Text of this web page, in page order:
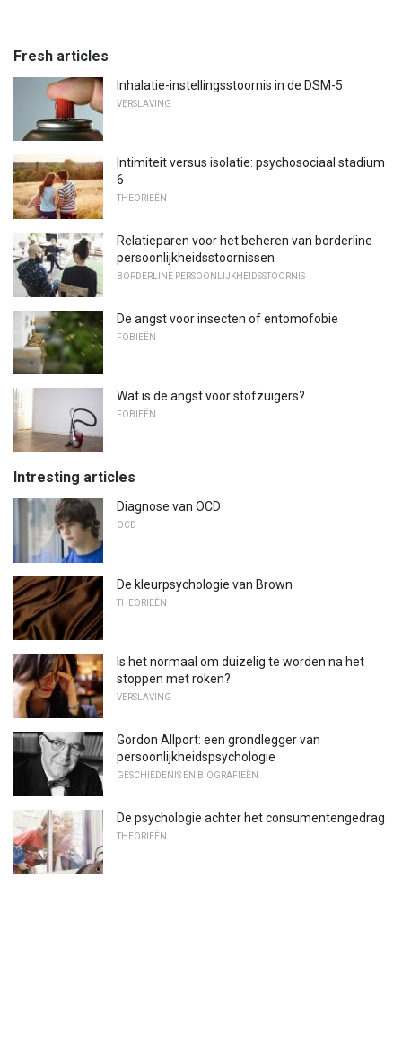
Fresh articles
Inhalatie-instellingsstoornis in de DSM-5
VERSLAVING
Intimiteit versus isolatie: psychosociaal stadium
6
THEORIEËN
Relatieparen voor het beheren van borderline
persoonlijkheidsstoornissen
BORDERLINE PERSOONLIJKHEIDSSTOORNIS
De angst voor insecten of entomofobie
FOBIEËN
Wat is de angst voor stofzuigers?
FOBIEËN
Intresting articles
Diagnose van OCD
OCD
De kleurpsychologie van Brown
THEORIEËN
Is het normaal om duizelig te worden na het
stoppen met roken?
VERSLAVING
Gordon Allport: een grondlegger van
persoonlijkheidspsychologie
GESCHIEDENIS EN BIOGRAFIEËN
De psychologie achter het consumentengedrag
THEORIEËN